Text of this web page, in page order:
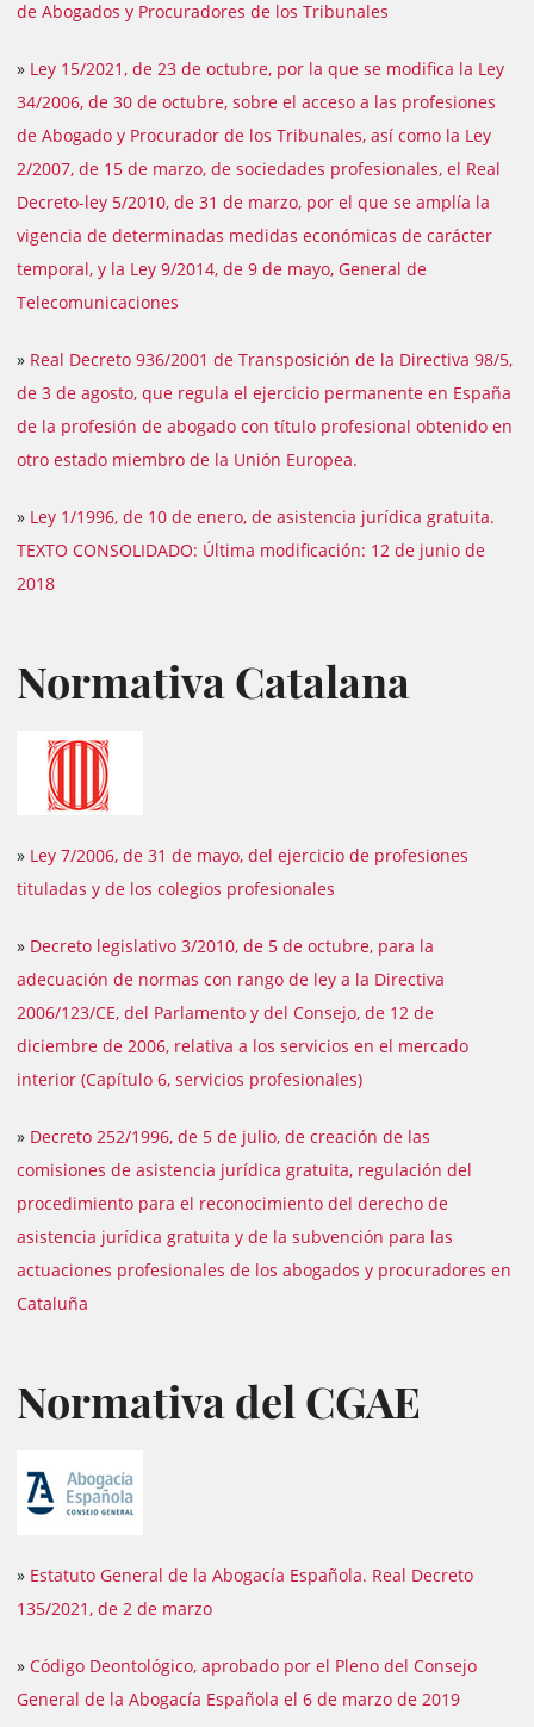
de Abogados y Procuradores de los Tribunales
» Ley 15/2021, de 23 de octubre, por la que se modifica la Ley
34/2006, de 30 de octubre, sobre el acceso a las profesiones
de Abogado y Procurador de los Tribunales, así como la Ley
2/2007, de 15 de marzo, de sociedades profesionales, el Real
Decreto-ley 5/2010, de 31 de marzo, por el que se amplía la
vigencia de determinadas medidas económicas de carácter
temporal, y la Ley 9/2014, de 9 de mayo, General de
Telecomunicaciones
» Real Decreto 936/2001 de Transposición de la Directiva 98/5,
de 3 de agosto, que regula el ejercicio permanente en España
de la profesión de abogado con título profesional obtenido en
otro estado miembro de la Unión Europea.
» Ley 1/1996, de 10 de enero, de asistencia jurídica gratuita.
TEXTO CONSOLIDADO: Última modificación: 12 de junio de
2018
Normativa Catalana
» Ley 7/2006, de 31 de mayo, del ejercicio de profesiones
tituladas y de los colegios profesionales
» Decreto legislativo 3/2010, de 5 de octubre, para la
adecuación de normas con rango de ley a la Directiva
2006/123/CE, del Parlamento y del Consejo, de 12 de
diciembre de 2006, relativa a los servicios en el mercado
interior (Capítulo 6, servicios profesionales)
» Decreto 252/1996, de 5 de julio, de creación de las
comisiones de asistencia jurídica gratuita, regulación del
procedimiento para el reconocimiento del derecho de
asistencia jurídica gratuita y de la subvención para las
actuaciones profesionales de los abogados y procuradores en
Cataluña
Normativa del CGAE
» Estatuto General de la Abogacía Española. Real Decreto
135/2021, de 2 de marzo
» Código Deontológico, aprobado por el Pleno del Consejo
General de la Abogacía Española el 6 de marzo de 2019